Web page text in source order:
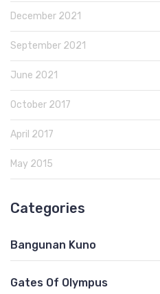
December 2021
September 2021
June 2021
October 2017
April 2017
May 2015
Categories
Bangunan Kuno
Gates Of Olympus